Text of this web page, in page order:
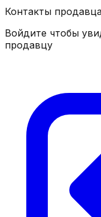
Контакты
Войдите чтобы
продавцу